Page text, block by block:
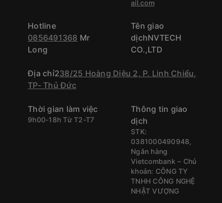
ail.com
Hotline
0856491368 Mr
Long
Tên giao
dịchNVTECH
CO.,LTD
Địa chỉ238/25 Hoàng Diệu 2, P. Linh Chiểu,
TP- Thủ Đức
Thời gian làm việc
9h00-18h Từ T2-T7
Thông tin giao
dịch
STK:
0381000490948,
Ngân hàng
Vietcombank – Chủ
khoản: CÔNG TY
TNHH CÔNG NGHỆ
NHẬT VƯỢNG